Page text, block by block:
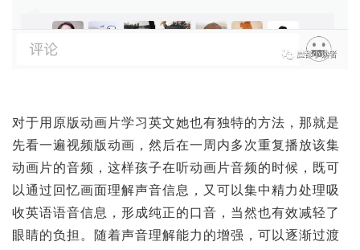
对于用原版动画片学习英文她也有独特的方法，那就是
先看一遍视频版动画，然后在一周内多次重复播放该集
动画片的音频，这样孩子在听动画片音频的时候，既可
以通过回忆画面理解声音信息，又可以集中精力处理吸
收英语语音信息，形成纯正的口音，当然也有效减轻了
眼睛的负担。随着声音理解能力的增强，可以逐渐过渡